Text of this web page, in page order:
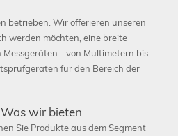
betrieben. Wir offerieren unseren
werden möchten, eine breite
- von Multimetern bis
für den Bereich der
wir bieten
Sie Produkte aus dem Segment